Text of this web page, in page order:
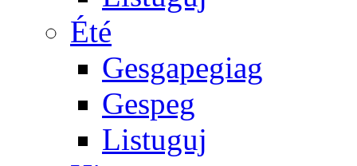
Été
Gesgapegiag
Gespeg
Listuguj